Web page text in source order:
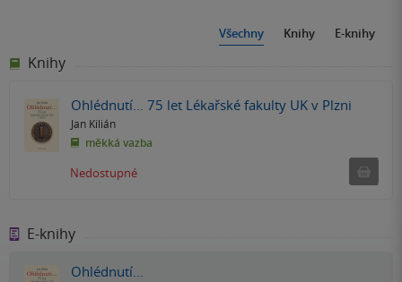
Všechny Knihy E-knihy
Knihy
Ohlédnutí... 75 let Lékařské fakulty UK v Plzni
Jan Kilián
měkká vazba
Nedostupné
E-knihy
Ohlédnutí...